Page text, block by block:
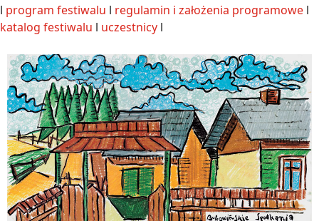
l program festiwalu l regulamin i założenia programowe l
katalog festiwalu l uczestnicy l